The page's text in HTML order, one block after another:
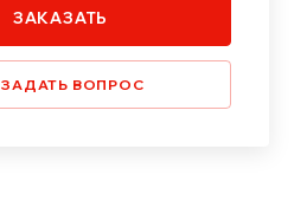
ЗАКАЗАТЬ
ЗАДАТЬ ВОПРОС